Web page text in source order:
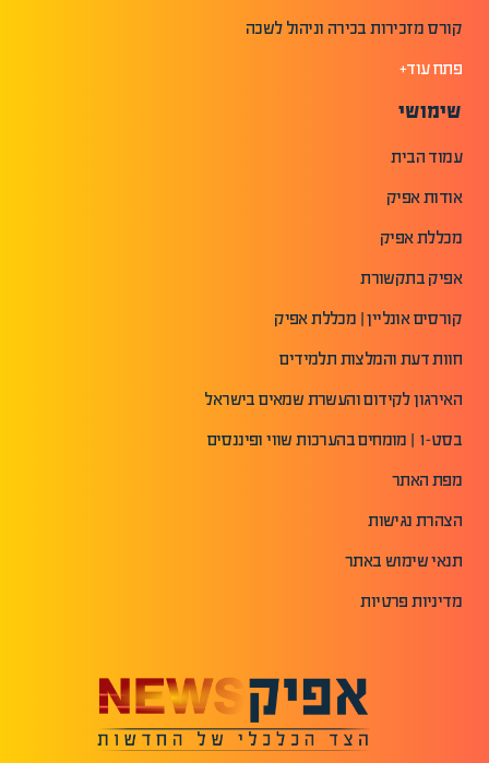
קורס מזכירות בכירה וניהול לשכה
פתח עוד+
שימושי
עמוד הבית
אודות אפיק
מכללת אפיק
אפיק בתקשורת
קורסים אונליין | מכללת אפיק
חוות דעת והמלצות תלמידים
האירגון לקידום והעשרת שמאים בישראל
בסט-1 | מומחים בהערכות שווי ופיננסים
מפת האתר
הצהרת נגישות
תנאי שימוש באתר
מדיניות פרטיות